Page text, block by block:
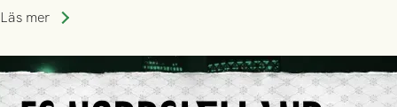
Park! Fredrik Holmberg och ledarstaben har tagit ut följande
Läs mer